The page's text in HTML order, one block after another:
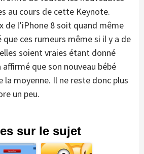
au cours de cette Keynote.
de l’iPhone 8 soit quand même
que ces rumeurs même si il y a de
soient vraies étant donné
affirmé que son nouveau bébé
la moyenne. Il ne reste donc plus
un peu.
sur le sujet